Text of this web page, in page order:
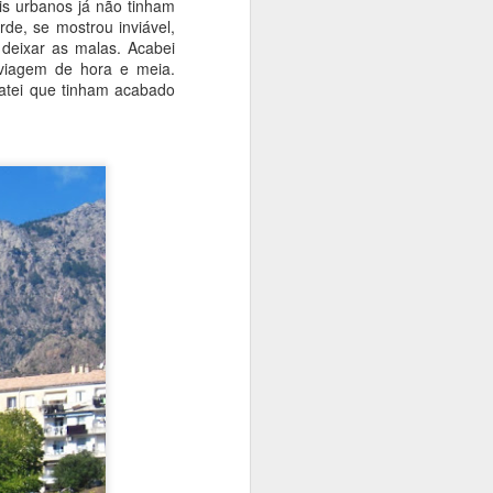
urbanos já não tinham
se mostrou inviável,
as malas. Acabei
de hora e meia.
que tinham acabado